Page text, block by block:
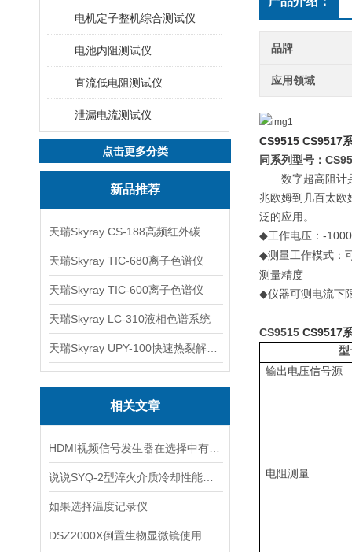
电机定子整机综合测试仪
电池内阻测试仪
直流低电阻测试仪
泄漏电流测试仪
点击更多分类
新品推荐
天瑞Skyray TIC-680离子色谱仪
天瑞Skyray TIC-600离子色谱仪
天瑞Skyray LC-310液相色谱系统
相关文章
如果选择温度记录仪
品牌
应用领域
CS9515 CS9517
同系列型号：
数字超高阻计
兆欧姆到 几百太欧
泛的应用。
◆工作电压： -
◆测量工作模式：
测量精度
◆仪器可测电流下
CS9515 CS9517
型
输出电压信号源
电阻测量